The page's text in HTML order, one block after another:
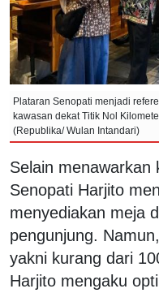
Plataran Senopati menjadi
kawasan dekat Titik Nol
(Republika/ Wulan Intandari)
Selain menawarkan
Senopati Harjito
menyediakan meja
pengunjung.
yakni kurang dari
Harjito mengaku